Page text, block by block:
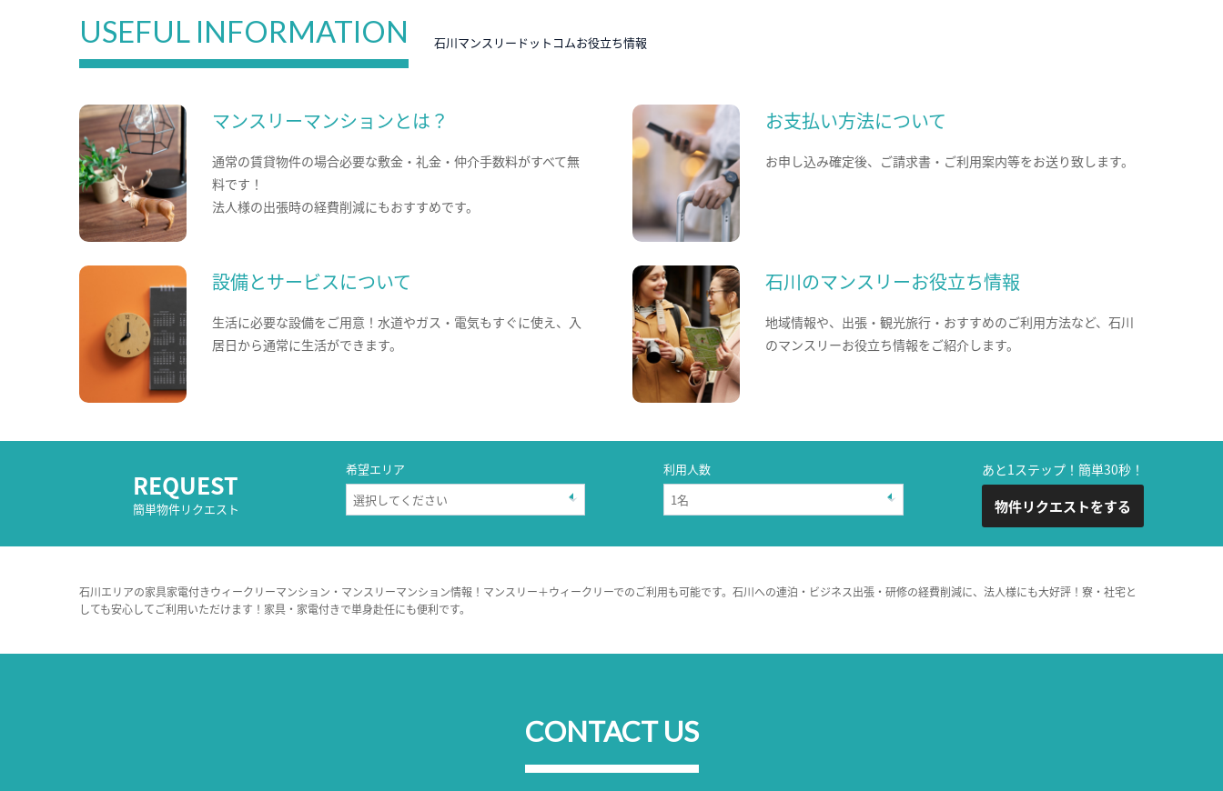
USEFUL INFORMATION 石川マンスリードットコムお役立ち情報
マンスリーマンションとは？
通常の賃貸物件の場合必要な敷金・礼金・仲介手数料がすべて無
料です！
法人様の出張時の経費削減にもおすすめです。
お支払い方法について
お申し込み確定後、ご請求書・ご利用案内等をお送り致します。
設備とサービスについて
生活に必要な設備をご用意！水道やガス・電気もすぐに使え、入
居日から通常に生活ができます。
石川のマンスリーお役立ち情報
地域情報や、出張・観光旅行・おすすめのご利用方法など、石川
のマンスリーお役立ち情報をご紹介します。
REQUEST
簡単物件リクエスト
希望エリア 利用人数 あと1ステップ！簡単30秒！
物件リクエストをする
石川エリアの家具家電付きウィークリーマンション・マンスリーマンション情報！マンスリー＋ウィークリーでのご利用も可能です。石川への連泊・ビジネス出張・研修の経費削減に、法人様にも大好評！寮・社宅と
しても安心してご利用いただけます！家具・家電付きで単身赴任にも便利です。
CONTACT US